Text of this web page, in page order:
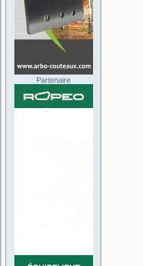
Partenaire